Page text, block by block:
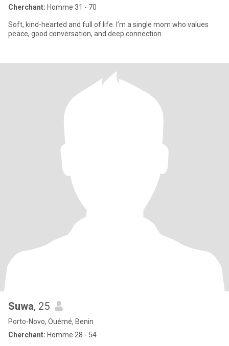
Cherchant: Homme 31 - 70
Soft, kind-hearted and full of life. I’m a single mom who values
peace, good conversation, and deep connection.
Suwa, 25
Porto-Novo, Ouémé, Benin
Cherchant: Homme 28 - 54